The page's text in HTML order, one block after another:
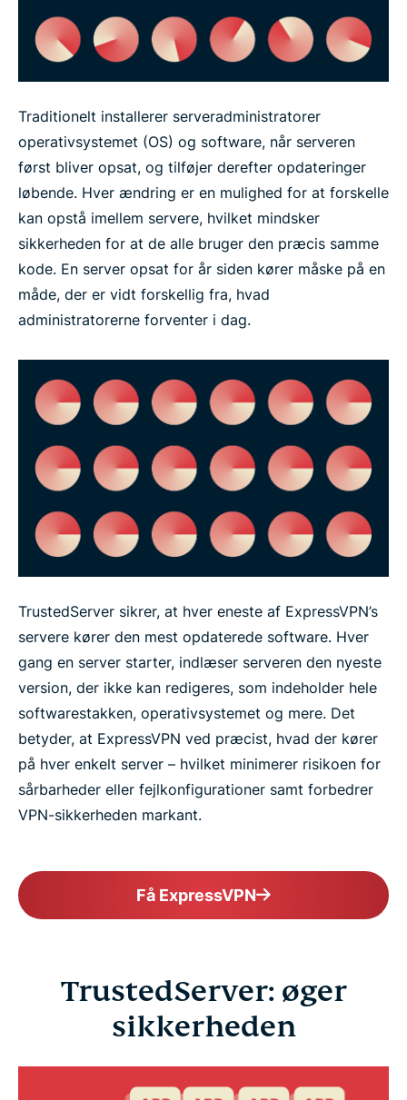
Traditionelt installerer serveradministratorer
operativsystemet (OS) og software, når serveren
først bliver opsat, og tilføjer derefter opdateringer
løbende. Hver ændring er en mulighed for at forskelle
kan opstå imellem servere, hvilket mindsker
sikkerheden for at de alle bruger den præcis samme
kode. En server opsat for år siden kører måske på en
måde, der er vidt forskellig fra, hvad
administratorerne forventer i dag.
TrustedServer sikrer, at hver eneste af ExpressVPN’s
servere kører den mest opdaterede software. Hver
gang en server starter, indlæser serveren den nyeste
version, der ikke kan redigeres, som indeholder hele
softwarestakken, operativsystemet og mere. Det
betyder, at ExpressVPN ved præcist, hvad der kører
på hver enkelt server – hvilket minimerer risikoen for
sårbarheder eller fejlkonfigurationer samt forbedrer
VPN-sikkerheden markant.
Få ExpressVPN
TrustedServer: øger
sikkerheden